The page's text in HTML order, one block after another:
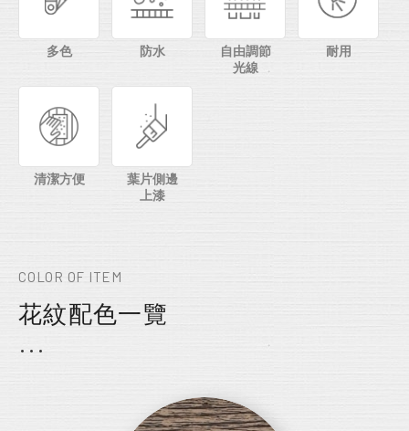
多色 防水
自由調節
光線
耐用
清潔方便
葉片側邊
上漆
COLOR OF ITEM
花紋配色一覽